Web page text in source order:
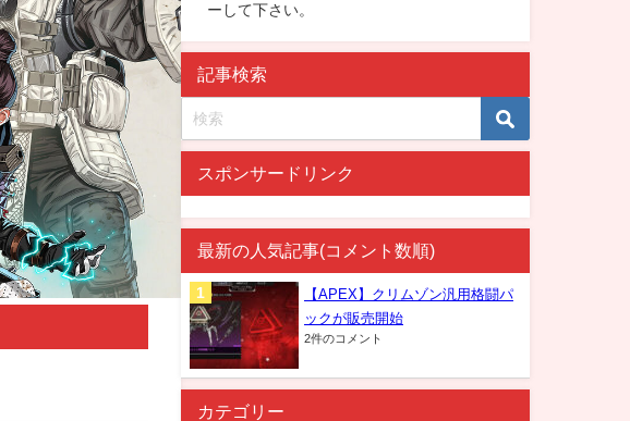
ーして下さい。
記事検索
スポンサードリンク
最新の人気記事(コメント数順)
【APEX】クリムゾン汎用格闘パ
ックが販売開始
2件のコメント
カテゴリー